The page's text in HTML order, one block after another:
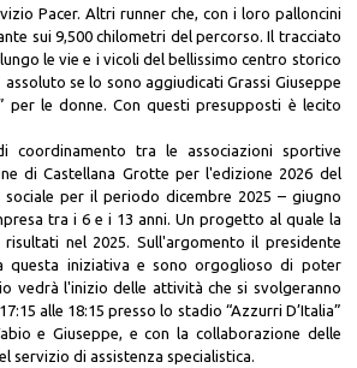
Pacer. Altri runner che, con i loro palloncini
sui 9,500 chilometri del percorso. Il tracciato
le vie e i vicoli del bellissimo centro storico
se lo sono aggiudicati Grassi Giuseppe
per le donne. Con questi presupposti è lecito
tra le associazioni sportive
di Castellana Grotte per l'edizione 2026 del
per il periodo dicembre 2025 – giugno
tra i 6 e i 13 anni. Un progetto al quale la
nel 2025. Sull'argomento il presidente
questa iniziativa e sono orgoglioso di poter
vedrà l'inizio delle attività che si svolgeranno
alle 18:15 presso lo stadio “Azzurri D’Italia”
e Giuseppe, e con la collaborazione delle
servizio di assistenza specialistica.